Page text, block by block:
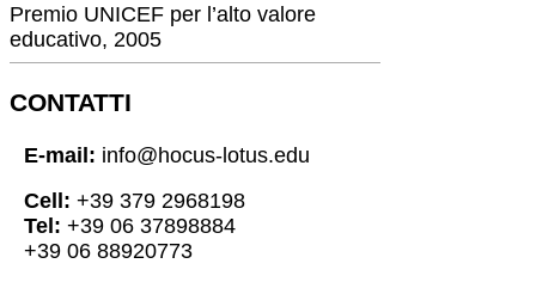
Premio UNICEF per l’alto valore
educativo, 2005
CONTATTI
E-mail: info@hocus-lotus.edu
Cell: +39 379 2968198
Tel: +39 06 37898884
+39 06 88920773